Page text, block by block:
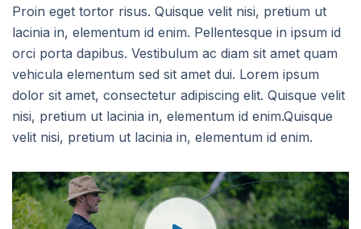
Proin eget tortor risus. Quisque velit nisi, pretium ut
lacinia in, elementum id enim. Pellentesque in ipsum id
orci porta dapibus. Vestibulum ac diam sit amet quam
vehicula elementum sed sit amet dui. Lorem ipsum
dolor sit amet, consectetur adipiscing elit. Quisque velit
nisi, pretium ut lacinia in, elementum id enim.Quisque
velit nisi, pretium ut lacinia in, elementum id enim.